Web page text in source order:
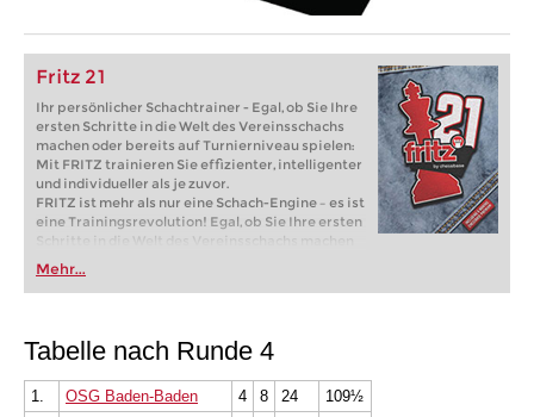
Fritz 21
Ihr persönlicher Schachtrainer - Egal, ob Sie Ihre
ersten Schritte in die Welt des Vereinsschachs
machen oder bereits auf Turnierniveau spielen:
Mit FRITZ trainieren Sie effizienter, intelligenter
und individueller als je zuvor.
FRITZ ist mehr als nur eine Schach-Engine – es ist
eine Trainingsrevolution! Egal, ob Sie Ihre ersten
Schritte in die Welt des Vereinsschachs machen
oder bereits auf Turnierniveau spielen: Mit
FRITZ trainieren Sie effizienter, intelligenter und
individueller als je zuvor.
Mehr...
Tabelle nach Runde 4
1. OSG Baden-Baden 4 8 24
109½